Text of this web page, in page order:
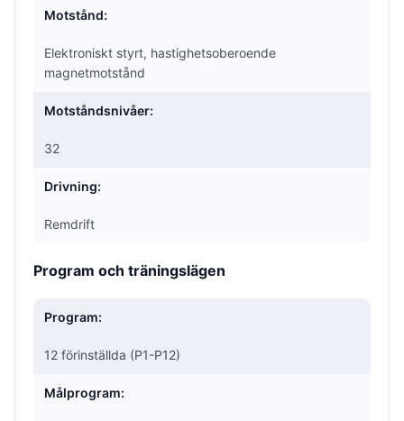
Motstånd:
Elektroniskt styrt, hastighetsoberoende
magnetmotstånd
Motståndsnivåer:
32
Drivning:
Remdrift
Program och träningslägen
Program:
12 förinställda (P1-P12)
Målprogram: